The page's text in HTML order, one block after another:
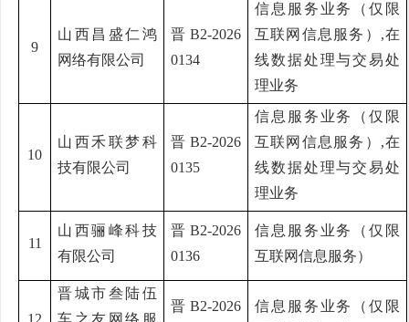
9
山西昌盛仁鸿
网络有限公司
晋 B2-2026
0134
信息服务业务（仅限
互联网信息服务） ,在
线数据处理与交易处
理业务
10
山西禾联梦科
技有限公司
晋 B2-2026
0135
信息服务业务（仅限
互联网信息服务） ,在
线数据处理与交易处
理业务
11
山西骊峰科技
有限公司
晋 B2-2026
0136
信息服务业务（仅限
互联网信息服务）
12
晋城市叁陆伍
车之友网络服
晋 B2-2026
信息服务业务（仅限